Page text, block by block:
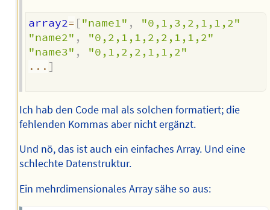
array2= ["name1" ,
"0,1,3,2,1,1,2"
"name2" ,
"0,2,1,1,2,2,1,1,2"
"name3" ,
"0,1,2,2,1,1,2"
... ]
Ich hab den Code mal als solchen formatiert; die
fehlenden Kommas aber nicht ergänzt.
Und nö, das ist auch ein einfaches Array. Und eine
schlechte Datenstruktur.
Ein mehrdimensionales Array sähe so aus: